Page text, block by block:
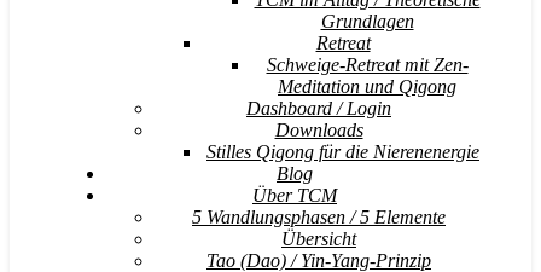
Grundlagen
Retreat
Schweige-Retreat mit Zen-
Meditation und Qigong
Dashboard / Login
Downloads
Stilles Qigong für die Nierenenergie
Blog
Über TCM
5 Wandlungsphasen / 5 Elemente
Übersicht
Tao (Dao) / Yin-Yang-Prinzip